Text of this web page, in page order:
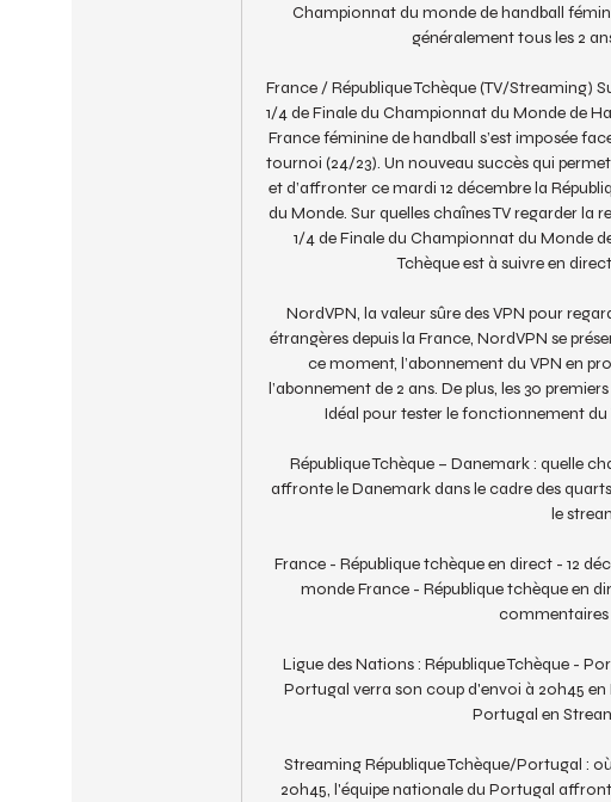
Championnat du monde de handball
généralement tous les 2
France / République Tchèque (TV/Streaming)
1/4 de Finale du Championnat du Monde de
France féminine de handball s’est imposée
tournoi (24/23). Un nouveau succès qui
et d’affronter ce mardi 12 décembre la
du Monde. Sur quelles chaînes TV regarder la
1/4 de Finale du Championnat du Monde
Tchèque est à suivre en direct
NordVPN, la valeur sûre des VPN pour
étrangères depuis la France, NordVPN se
ce moment, l’abonnement du VPN en
l’abonnement de 2 ans. De plus, les 30
Idéal pour tester le fonctionnement
République Tchèque – Danemark : quelle
affronte le Danemark dans le cadre des
le
France - République tchèque en direct - 12
monde France - République tchèque en
commentaires
Ligue des Nations : République Tchèque -
Portugal verra son coup d'envoi à 20h45 en
Portugal en
Streaming République Tchèque/Portugal :
20h45, l'équipe nationale du Portugal